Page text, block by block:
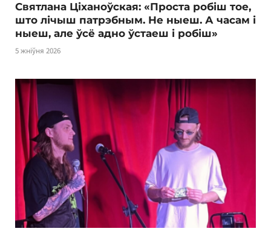
Святлана Ціханоўская: «Проста робіш тое,
што лічыш патрэбным. Не ныеш. А часам і
ныеш, але ўсё адно ўстаеш і робіш»
5 жніўня 2026